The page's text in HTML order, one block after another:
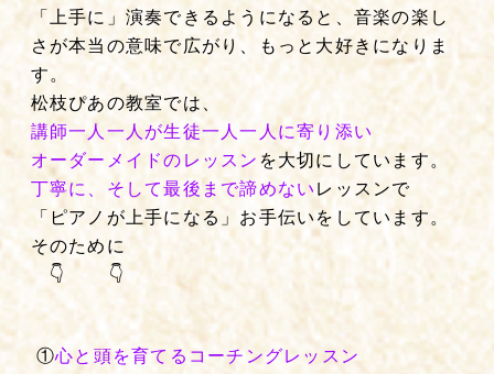
「上手に」演奏できるようになると、音楽の楽し
さが本当の意味で広がり、もっと大好きになりま
す。
松枝ぴあの教室では、
講師一人一人が生徒一人一人に寄り添い
オーダーメイドのレッスン を大切にしています。
丁寧に、そして最後まで諦めない レッスンで
「ピアノが上手になる」お手伝いをしています。
そのために
👇 👇
①心と頭を育てるコーチングレッスン